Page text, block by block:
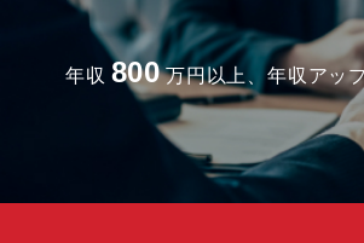
年収 800 万円以上、年収アッ